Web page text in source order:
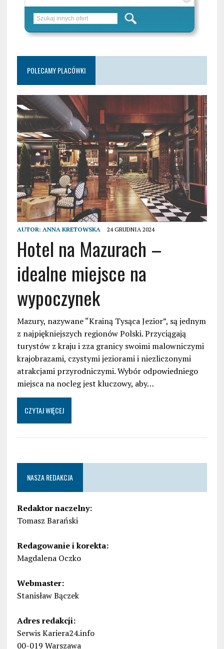
POLECAMY PLACÓWKI
AUTOR: ANNA KRETOWSKA 24 GRUDNIA 2024
Hotel na Mazurach –
idealne miejsce na
wypoczynek
Mazury, nazywane “Krainą Tysąca Jezior”, są jednym
z najpiękniejszych regionów Polski. Przyciągają
turystów z kraju i zza granicy swoimi malowniczymi
krajobrazami, czystymi jeziorami i niezliczonymi
atrakcjami przyrodniczymi. Wybór odpowiedniego
miejsca na nocleg jest kluczowy, aby…
CZYTAJ WIĘCEJ
NASZA REDAKCJA
Redaktor naczelny:
Tomasz Barański
Redagowanie i korekta:
Magdalena Oczko
Webmaster:
Stanisław Bączek
Adres redakcji:
Serwis Kariera24.info
00-019 Warszawa